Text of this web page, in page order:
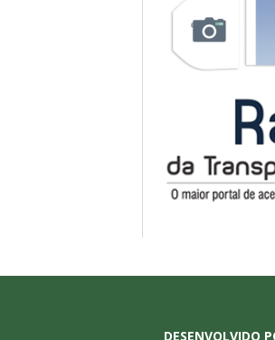
DESENVOLVIDO